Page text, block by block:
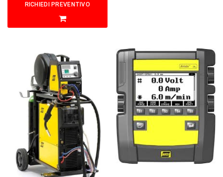
RICHIEDI PREVENTIVO